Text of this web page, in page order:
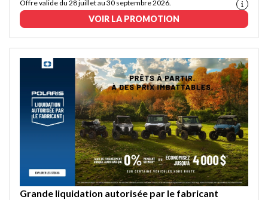
Offre valide du 28 juillet au 30 septembre 2026.
VOIR LA PROMOTION
Grande liquidation autorisée par le fabricant